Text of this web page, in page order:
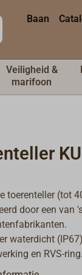
Baan
Veiligheid &
marifoon
toerenteller (tot
door een van
waterdicht
en RVS-ring.
is instelbaar